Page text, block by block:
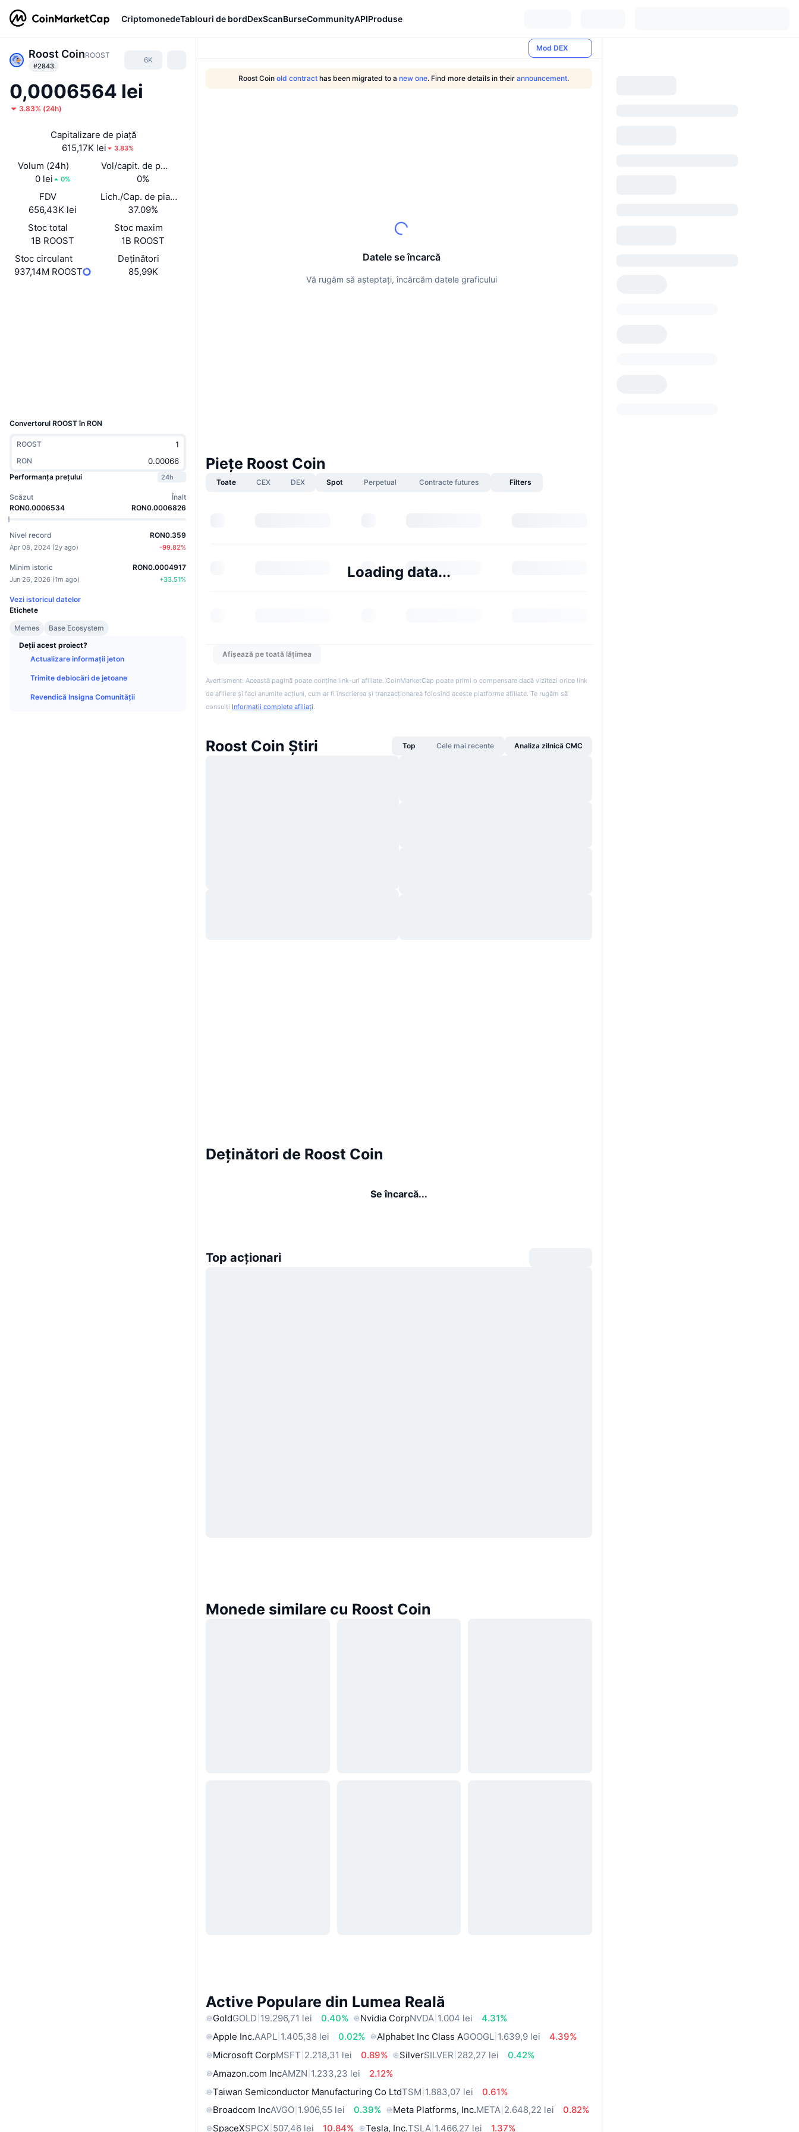
CriptomonedeTablouri de bordDexScanBurseCommunityAPIProduse
Roost CoinROOST
#2843
6K
0,0006564 lei
3.83% (24h)
Capitalizare de piață
615,17K lei
3.83%
Volum (24h)
0 lei
0%
Vol/capit. de piață (24 h)
0%
FDV
656,43K lei
Lich./Cap. de piață
37.09%
Stoc total
1B ROOST
Stoc maxim
1B ROOST
Stoc circulant
937,14M ROOST
Deținători
85,99K
Convertorul ROOST în RON
ROOST
RON
Performanța prețului
24h
Scăzut
RON0.0006534
Înalt
RON0.0006826
Nivel record
Apr 08, 2024 (2y ago)
RON0.359
-99.82%
Minim istoric
Jun 26, 2026 (1m ago)
RON0.0004917
+33.51%
Vezi istoricul datelor
Etichete
Memes
Base Ecosystem
Deții acest proiect?
Actualizare informații jeton
Trimite deblocări de jetoane
Revendică Insigna Comunității
Mod DEX
Roost Coin old contract has been migrated to a new one. Find more details in their announcement.
Datele se încarcă
Vă rugăm să așteptați, încărcăm datele graficului
Piețe Roost Coin
Toate CEX DEX Spot Perpetual Contracte futures Filters
Loading data...
Afișează pe toată lățimea
Avertisment: Această pagină poate conține link-uri afiliate. CoinMarketCap poate primi o compensare dacă vizitezi orice link
de afiliere și faci anumite acțiuni, cum ar fi înscrierea și tranzacționarea folosind aceste platforme afiliate. Te rugăm să
consulți Informații complete afiliați.
Roost Coin Știri Top Cele mai recente Analiza zilnică CMC
Deținători de Roost Coin
Se încarcă...
Top acționari
Monede similare cu Roost Coin
Active Populare din Lumea Reală
GoldGOLD 19.296,71 lei 0.40% Nvidia CorpNVDA 1.004 lei
4.31%
Apple Inc.AAPL 1.405,38 lei 0.02% Alphabet Inc Class AGOOGL 1.639,9 lei
4.39%
Microsoft CorpMSFT 2.218,31 lei 0.89% SilverSILVER 282,27 lei
0.42%
Amazon.com IncAMZN 1.233,23 lei
2.12%
Taiwan Semiconductor Manufacturing Co LtdTSM 1.883,07 lei
0.61%
Broadcom IncAVGO 1.906,55 lei 0.39% Meta Platforms, Inc.META 2.648,22 lei
0.82%
SpaceXSPCX 507,46 lei 10.84% Tesla, Inc.TSLA 1.466,27 lei 1.37%